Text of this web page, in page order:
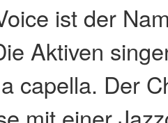
ist der
Aktiven
capella. Der